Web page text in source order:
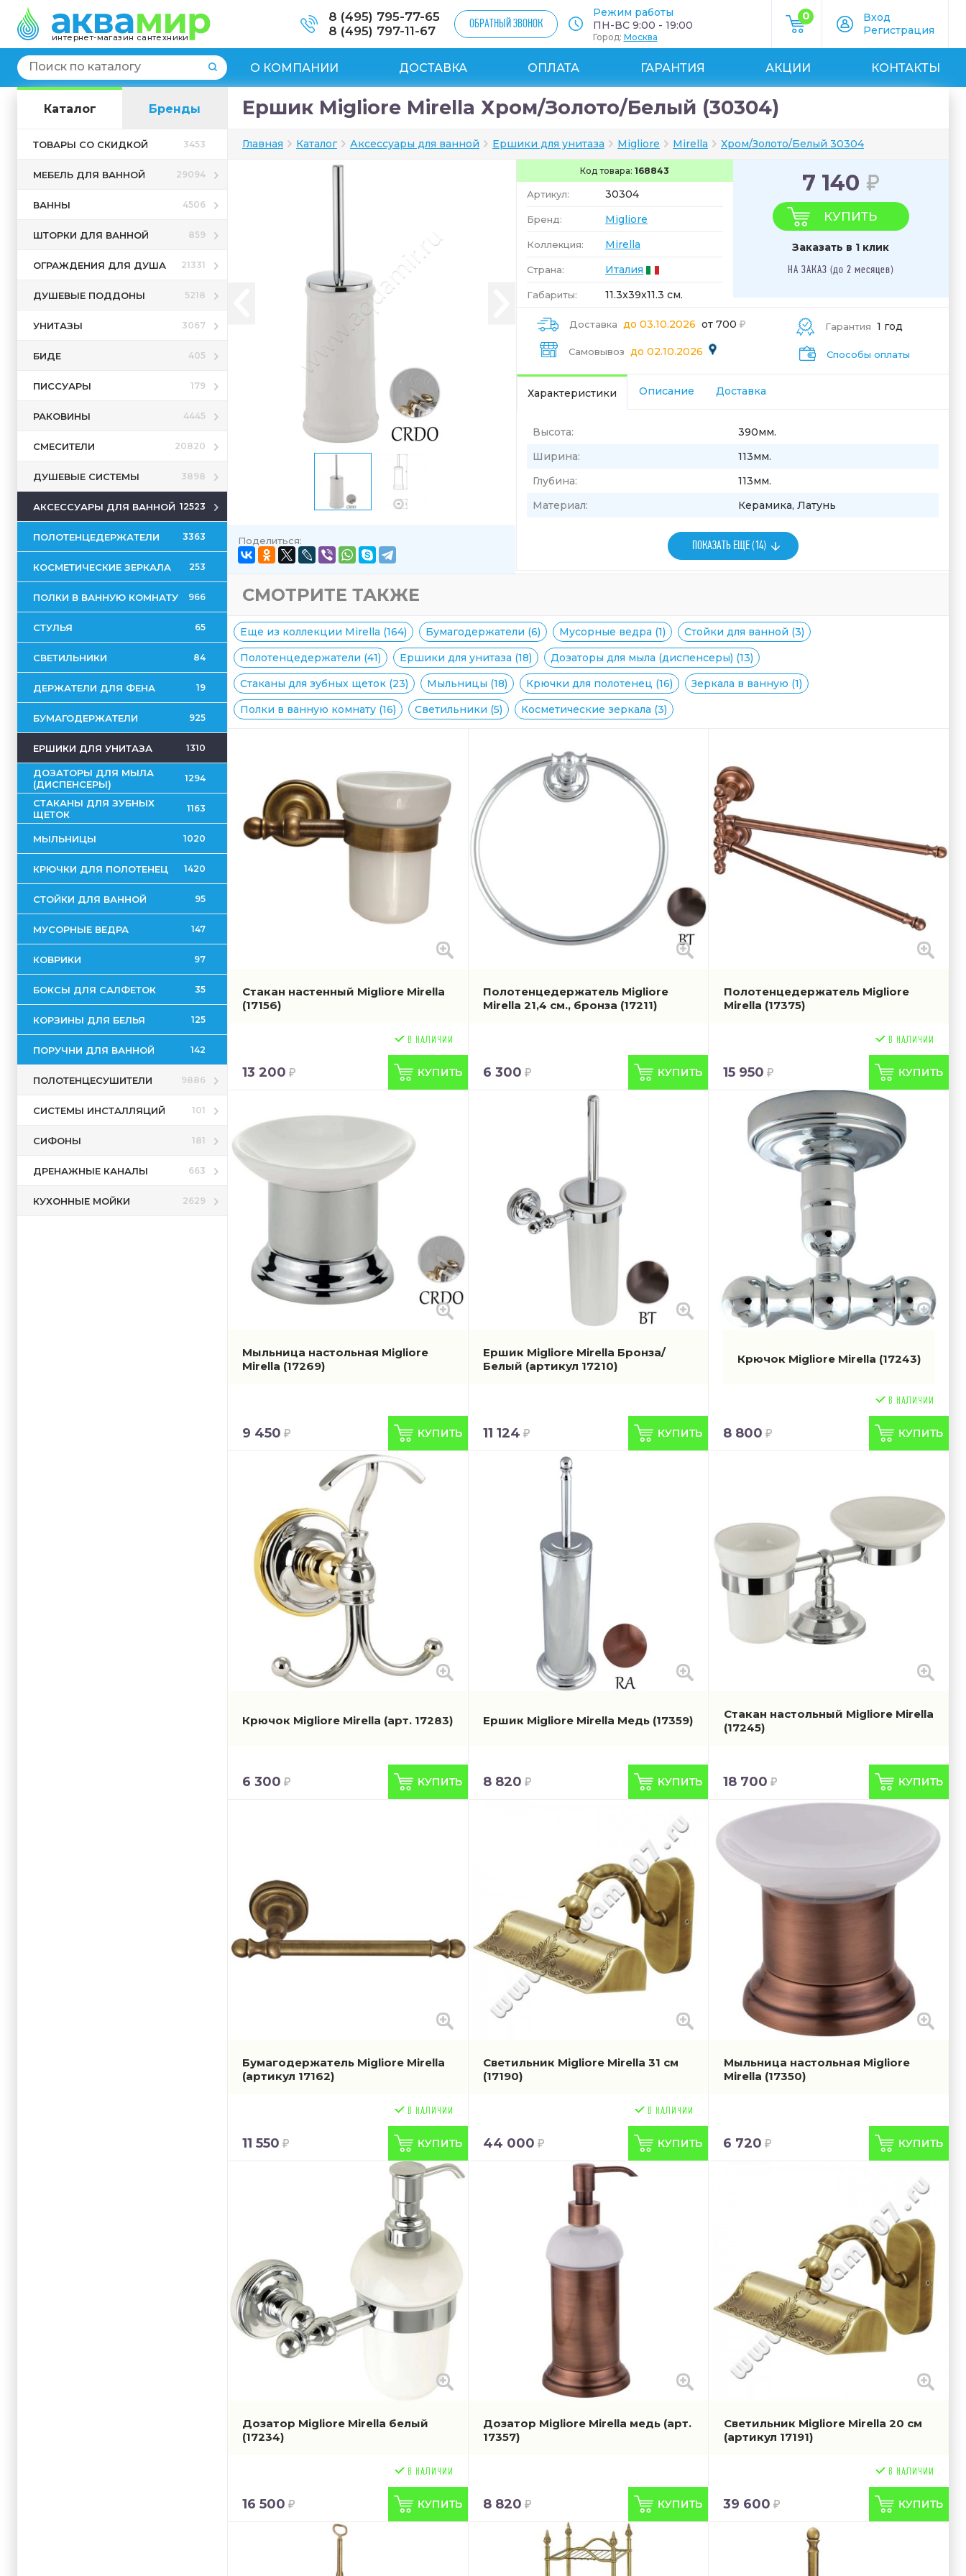
интернет-магазин сантехники
8 (495) 795-77-65
8 (495) 797-11-67
ОБРАТНЫЙ ЗВОНОК
Режим работы
ПН-ВС 9:00 - 19:00
Город: Москва
0
Вход
Регистрация
О КОМПАНИИ ДОСТАВКА ОПЛАТА ГАРАНТИЯ АКЦИИ КОНТАКТЫ
Каталог Бренды
ТОВАРЫ СО СКИДКОЙ 3453
МЕБЕЛЬ ДЛЯ ВАННОЙ 29094
ВАННЫ 4506
ШТОРКИ ДЛЯ ВАННОЙ 859
ОГРАЖДЕНИЯ ДЛЯ ДУША 21331
ДУШЕВЫЕ ПОДДОНЫ 5218
УНИТАЗЫ 3067
БИДЕ 405
ПИССУАРЫ 179
РАКОВИНЫ 4445
СМЕСИТЕЛИ 20820
ДУШЕВЫЕ СИСТЕМЫ 3898
АКСЕССУАРЫ ДЛЯ ВАННОЙ 12523
ПОЛОТЕНЦЕДЕРЖАТЕЛИ 3363
КОСМЕТИЧЕСКИЕ ЗЕРКАЛА 253
ПОЛКИ В ВАННУЮ КОМНАТУ 966
СТУЛЬЯ 65
СВЕТИЛЬНИКИ 84
ДЕРЖАТЕЛИ ДЛЯ ФЕНА 19
БУМАГОДЕРЖАТЕЛИ 925
ЕРШИКИ ДЛЯ УНИТАЗА 1310
ДОЗАТОРЫ ДЛЯ МЫЛА
(ДИСПЕНСЕРЫ)
1294
СТАКАНЫ ДЛЯ ЗУБНЫХ
ЩЕТОК
1163
МЫЛЬНИЦЫ 1020
КРЮЧКИ ДЛЯ ПОЛОТЕНЕЦ 1420
СТОЙКИ ДЛЯ ВАННОЙ 95
МУСОРНЫЕ ВЕДРА 147
КОВРИКИ 97
БОКСЫ ДЛЯ САЛФЕТОК 35
КОРЗИНЫ ДЛЯ БЕЛЬЯ 125
ПОРУЧНИ ДЛЯ ВАННОЙ 142
ПОЛОТЕНЦЕСУШИТЕЛИ 9886
СИСТЕМЫ ИНСТАЛЛЯЦИЙ 101
СИФОНЫ 181
ДРЕНАЖНЫЕ КАНАЛЫ 663
КУХОННЫЕ МОЙКИ 2629
Ершик Migliore Mirella Хром/Золото/Белый (30304)
Главная Каталог Аксессуары для ванной Ершики для унитаза Migliore Mirella Хром/Золото/Белый 30304
Поделиться:
Код товара:168843
Артикул: 30304
Бренд: Migliore
Коллекция: Mirella
Страна: Италия
Габариты: 11.3x39x11.3 см.
7 140
КУПИТЬ
Заказать в 1 клик
НА ЗАКАЗ (до 2 месяцев)
Доставка до 03.10.2026 от 700
Самовывоз до 02.10.2026
Гарантия 1 год
Способы оплаты
Характеристики Описание Доставка
Высота:
390мм.
Ширина:
113мм.
Глубина:
113мм.
Материал:
Керамика, Латунь
ПОКАЗАТЬ ЕЩЕ (14)
СМОТРИТЕ ТАКЖЕ
Еще из коллекции Mirella (164) Бумагодержатели (6) Мусорные ведра (1)
Стойки для ванной (3)
Полотенцедержатели (41)
Ершики для унитаза (18)
Дозаторы для мыла (диспенсеры) (13)
Стаканы для зубных щеток (23)
Мыльницы (18) Крючки для полотенец (16)
Зеркала в ванную (1)
Полки в ванную комнату (16)
Светильники (5) Косметические зеркала (3)
Стакан настенный Migliore Mirella
(17156)
13 200
Полотенцедержатель Migliore
Mirella 21,4 см., бронза (17211)
6 300
Полотенцедержатель Migliore
Mirella (17375)
15 950
Мыльница настольная Migliore
Mirella (17269)
9 450
Ершик Migliore Mirella Бронза/
Белый (артикул 17210)
11 124
Крючок Migliore Mirella (17243)
8 800
Крючок Migliore Mirella (арт. 17283)
6 300
Ершик Migliore Mirella Медь (17359)
8 820
Стакан настольный Migliore Mirella
(17245)
18 700
Бумагодержатель Migliore Mirella
(артикул 17162)
11 550
Светильник Migliore Mirella 31 см
(17190)
44 000
Мыльница настольная Migliore
Mirella (17350)
6 720
Дозатор Migliore Mirella белый
(17234)
16 500
Дозатор Migliore Mirella медь (арт.
17357)
8 820
Светильник Migliore Mirella 20 см
(артикул 17191)
39 600